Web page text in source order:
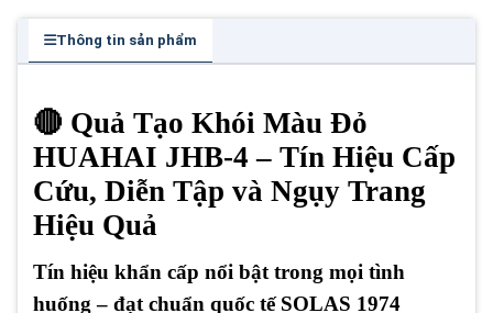
Thông tin sản phẩm
🔴 Quả Tạo Khói Màu Đỏ
HUAHAI JHB-4 – Tín Hiệu Cấp
Cứu, Diễn Tập và Ngụy Trang
Hiệu Quả
Tín hiệu khẩn cấp nổi bật trong mọi tình
huống – đạt chuẩn quốc tế SOLAS 1974